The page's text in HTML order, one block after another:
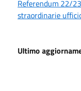
Referendum 22/
straordinarie
Ultimo